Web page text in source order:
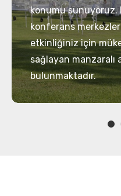
konumu
konferans
etkinliğiniz için
sağlayan manzaralı
bulunmaktadır.